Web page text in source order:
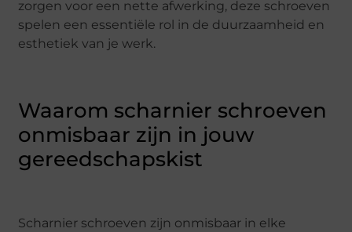
zorgen voor een nette afwerking, deze schroeven
spelen een essentiële rol in de duurzaamheid en
esthetiek van je werk.
Waarom scharnier schroeven
onmisbaar zijn in jouw
gereedschapskist
Scharnier schroeven zijn onmisbaar in elke